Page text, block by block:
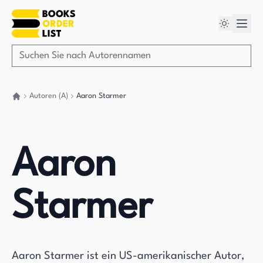
Autoren (A) Aaron Starmer
Aaron
Starmer
Aaron Starmer ist ein US-amerikanischer Autor,